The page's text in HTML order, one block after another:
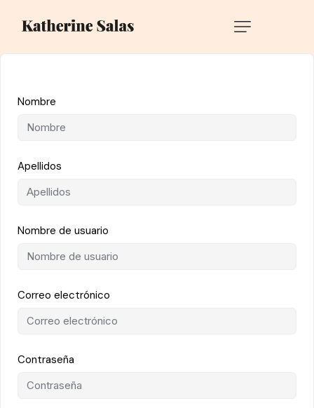
Nombre
Apellidos
Nombre de usuario
Correo electrónico
Contraseña